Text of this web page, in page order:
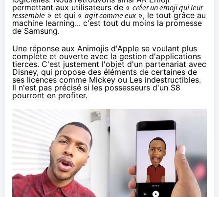
permettant aux utilisateurs de « créer un emoji qui leur
ressemble » et qui « agit comme eux», le tout grâce au
machine learning... c'est tout du moins la promesse
de Samsung.
Une réponse aux Animojis d'Apple se voulant plus
complète et ouverte avec la gestion d'applications
tierces. C'est justement l'objet d'un partenariat avec
Disney, qui propose des éléments de certaines de
ses licences comme Mickey ou Les indestructibles.
Il n'est pas précisé si les possesseurs d'un S8
pourront en profiter.